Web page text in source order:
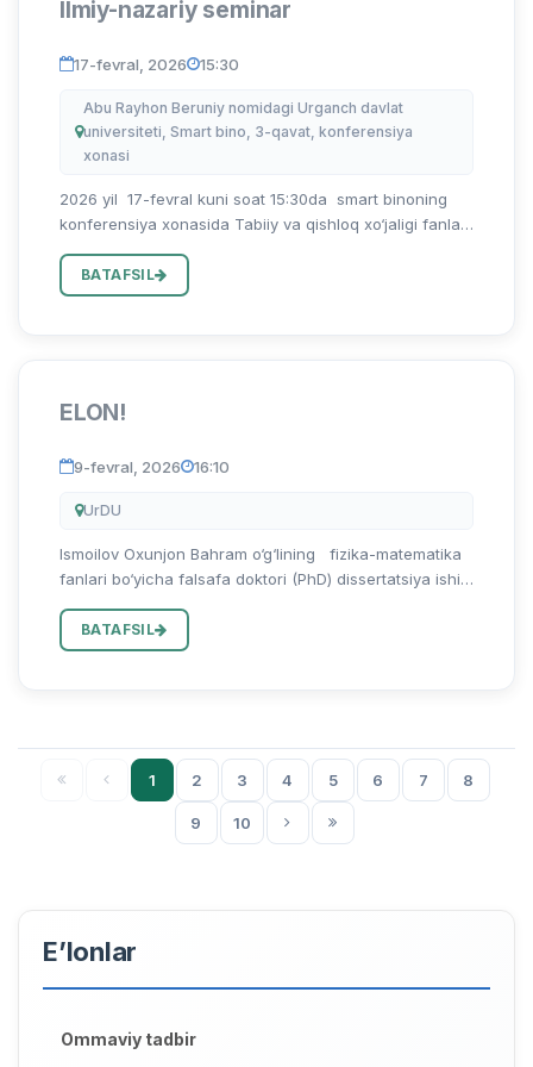
Ilmiy-nazariy seminar
17-fevral, 2026 15:30
Abu Rayhon Beruniy nomidagi Urganch davlat
universiteti, Smart bino, 3-qavat, konferensiya
xonasi
2026 yil 17-fevral kuni soat 15:30da smart binoning
konferensiya xonasida Tabiiy va qishloq xo‘jaligi fanlari
dotsent G’.Yoqubovning “Hayvonlar bioxilma-xilligini
saql...
BATAFSIL
ELON!
9-fevral, 2026 16:10
UrDU
Ismoilov Oxunjon Bahram o‘g‘lining fizika-matematika
fanlari bo‘yicha falsafa doktori (PhD) dissertatsiya ishi
“Manfiy tartibli Korteveg-de Friz va modifitsirlang...
BATAFSIL
1 2 3 4 5 6 7 8
9 10
E’lonlar
Ommaviy tadbir